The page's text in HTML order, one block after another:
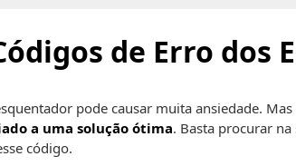
de Erro dos
pode causar muita ansiedade.
a uma solução ótima. Basta procurar
código.